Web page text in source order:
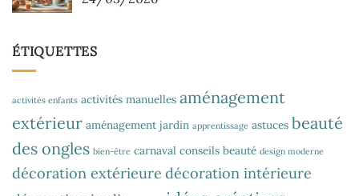
ÉTIQUETTES
activités enfants activités manuelles aménagement
extérieur aménagement jardin apprentissage astuces beauté
des ongles bien-être carnaval conseils beauté design moderne
décoration extérieure décoration intérieure